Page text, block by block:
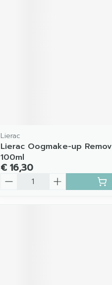
Lierac
Lierac Oogmake-up
100ml
€ 16,30